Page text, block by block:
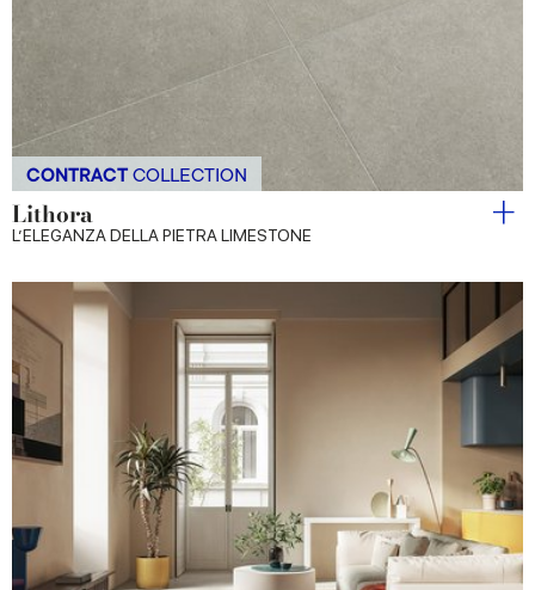
CONTRACT COLLECTION
Lithora
L’ELEGANZA DELLA PIETRA LIMESTONE